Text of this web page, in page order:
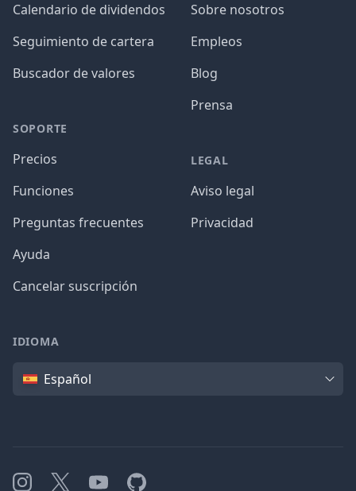
Calendario de dividendos
Seguimiento de cartera
Buscador de valores
SOPORTE
Precios
Funciones
Preguntas frecuentes
Ayuda
Cancelar suscripción
Sobre nosotros
Empleos
Blog
Prensa
LEGAL
Aviso legal
Privacidad
IDIOMA
IdiomaEspañol
Instagram
X YouTubeGitHub